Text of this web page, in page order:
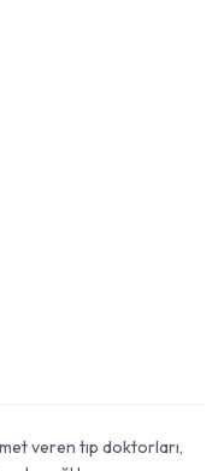
veren tıp doktorları,